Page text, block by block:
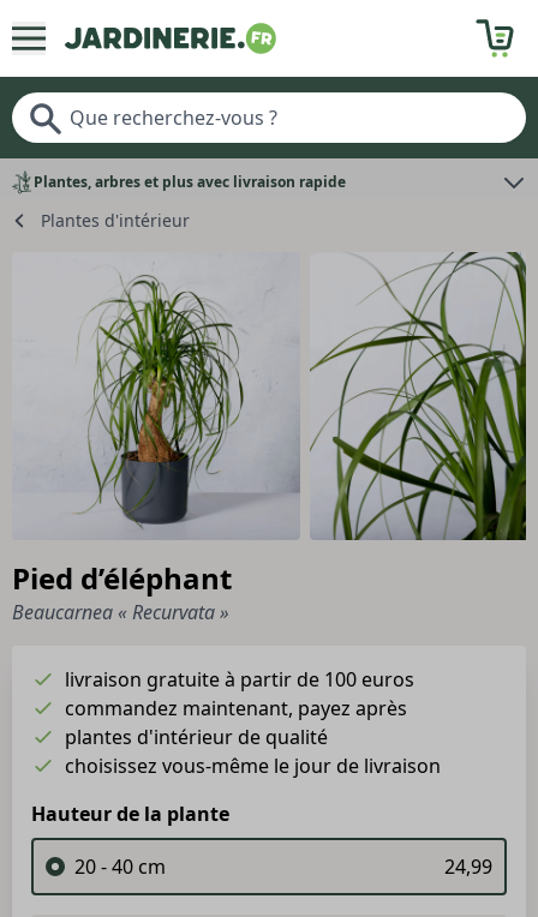
Plantes, arbres et plus avec livraison rapide
Plantes d'intérieur
Pied d’éléphant
Beaucarnea « Recurvata »
livraison gratuite à partir de 100 euros
commandez maintenant, payez après
plantes d'intérieur de qualité
choisissez vous-même le jour de livraison
Hauteur de la plante
20 - 40 cm
24,99